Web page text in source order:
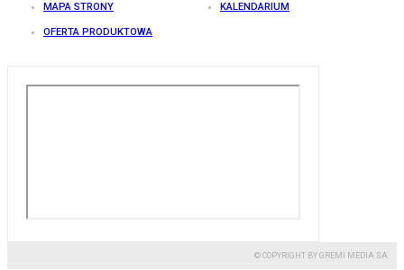
MAPA STRONY KALENDARIUM
OFERTA PRODUKTOWA
© COPYRIGHT BY GREMI MEDIA SA